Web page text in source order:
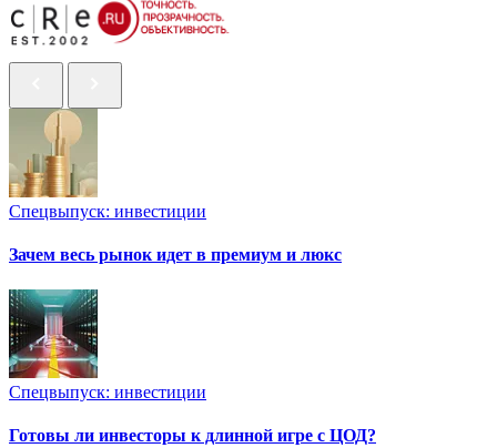
Спецвыпуск: инвестиции
Зачем весь рынок идет в премиум и люкс
Спецвыпуск: инвестиции
Готовы ли инвесторы к длинной игре с ЦОД?